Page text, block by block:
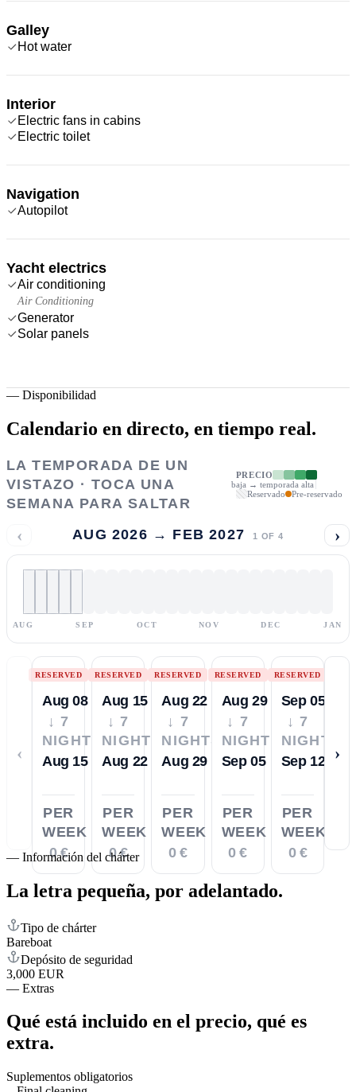
Galley
Hot water
Interior
Electric fans in cabins
Electric toilet
Navigation
Autopilot
Yacht electrics
Air conditioning
Air Conditioning
Generator
Solar panels
— Disponibilidad
Calendario en directo, en tiempo real.
LA TEMPORADA DE UN
VISTAZO · TOCA UNA
SEMANA PARA SALTAR
PRECIO
baja → temporada alta
Reservado
Pre-reservado
‹ AUG 2026 → FEB 2027 1 OF 4 ›
AUG SEP OCT NOV DEC JAN
‹
RESERVED
Aug 08
↓ 7
NIGHTS
Aug 15
PER
WEEK
0 €
RESERVED
Aug 15
↓ 7
NIGHTS
Aug 22
PER
WEEK
0 €
RESERVED
Aug 22
↓ 7
NIGHTS
Aug 29
PER
WEEK
0 €
RESERVED
Aug 29
↓ 7
NIGHTS
Sep 05
PER
WEEK
0 €
RESERVED
Sep 05
↓ 7
NIGHTS
Sep 12
PER
WEEK
0 €
›
— Información del chárter
La letra pequeña, por adelantado.
Tipo de chárter
Bareboat
Depósito de seguridad
3,000 EUR
— Extras
Qué está incluido en el precio, qué es
extra.
Suplementos obligatorios